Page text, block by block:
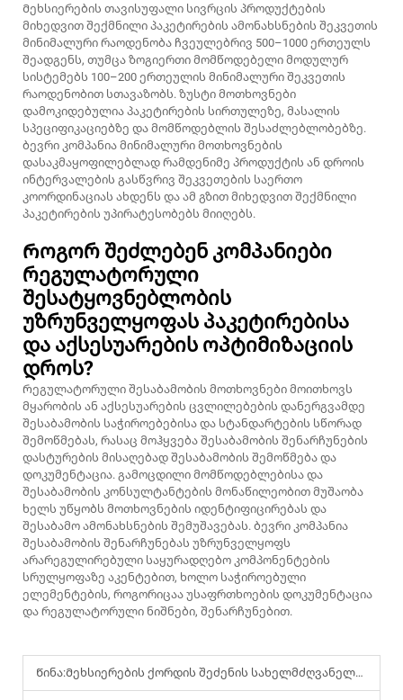
Მეხსიერების თავისუფალი სივრცის პროდუქტების
მიხედვით შექმნილი პაკეტირების ამონახსნების შეკვეთის
მინიმალური რაოდენობა ჩვეულებრივ 500–1000 ერთეულს
შეადგენს, თუმცა ზოგიერთი მომწოდებელი მოდულურ
სისტემებს 100–200 ერთეულის მინიმალური შეკვეთის
რაოდენობით სთავაზობს. ზუსტი მოთხოვნები
დამოკიდებულია პაკეტირების სირთულეზე, მასალის
სპეციფიკაციებზე და მომწოდებლის შესაძლებლობებზე.
ბევრი კომპანია მინიმალური მოთხოვნების
დასაკმაყოფილებლად რამდენიმე პროდუქტის ან დროის
ინტერვალების გასწვრივ შეკვეთების საერთო
კოორდინაციას ახდენს და ამ გზით მიხედვით შექმნილი
პაკეტირების უპირატესობებს მიიღებს.
Როგორ შეძლებენ კომპანიები
რეგულატორული
შესატყოვნებლობის
უზრუნველყოფას პაკეტირებისა
და აქსესუარების ოპტიმიზაციის
დროს?
Რეგულატორული შესაბამობის მოთხოვნები მოითხოვს
მყარობის ან აქსესუარების ცვლილებების დანერგვამდე
შესაბამობის საჭიროებებისა და სტანდარტების სწორად
შემოწმებას, რასაც მოჰყვება შესაბამობის შენარჩუნების
დასტურების მისაღებად შესაბამობის შემოწმება და
დოკუმენტაცია. გამოცდილი მომწოდებლებისა და
შესაბამობის კონსულტანტების მონაწილეობით მუშაობა
ხელს უწყობს მოთხოვნების იდენტიფიცირებას და
შესაბამო ამონახსნების შემუშავებას. ბევრი კომპანია
შესაბამობის შენარჩუნებას უზრუნველყოფს
არარეგულირებული საყურადღებო კომპონენტების
სრულყოფაზე აკენტებით, ხოლო საჭიროებული
ელემენტების, როგორიცაა უსაფრთხოების დოკუმენტაცია
და რეგულატორული ნიშნები, შენარჩუნებით.
Წინა:Მეხსიერების ქორდის შეძენის სახელმძღვანელო: როგორ ხელს უწყობს ქანის OEKO-TEX ავტორიზაცია მსოფლიო მასშტაბით ონლაინ შესატყობარობის გასაყიდად